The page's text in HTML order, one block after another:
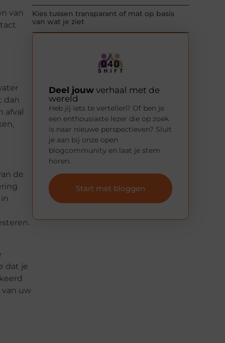
van
dan
afval
de
dat je
uw
Kies tussen transparant of mat op basis
van wat je ziet
Deel jouw verhaal met de
wereld
Heb jij iets te vertellen? Of ben je
een enthousiaste lezer die op zoek
is naar nieuwe perspectieven? Sluit
je aan bij onze open
blogcommunity en laat je stem
horen.
Start met bloggen